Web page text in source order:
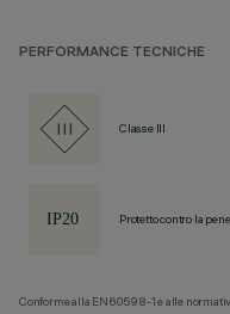
PERFORMANCE TECNICHE
Classe III
Protetto contro la
Conforme alla EN60598-1 e alle